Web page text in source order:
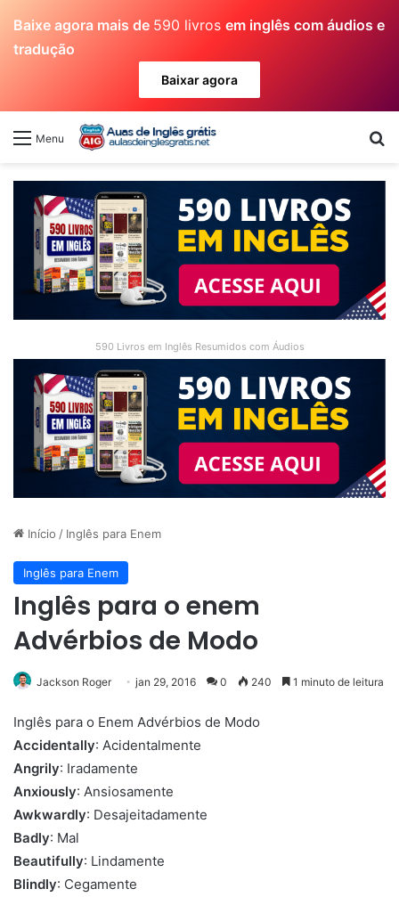
Baixe agora mais de 590 livros em inglês com áudios e
tradução
Baixar agora
Menu
590 Livros em Inglês Resumidos com Áudios
Início / Inglês para Enem
Inglês para Enem
Inglês para o enem
Advérbios de Modo
Jackson Roger jan 29, 2016 0 240 1 minuto de leitura
Inglês para o Enem Advérbios de Modo
Accidentally: Acidentalmente
Angrily: Iradamente
Anxiously: Ansiosamente
Awkwardly: Desajeitadamente
Badly: Mal
Beautifully: Lindamente
Blindly: Cegamente